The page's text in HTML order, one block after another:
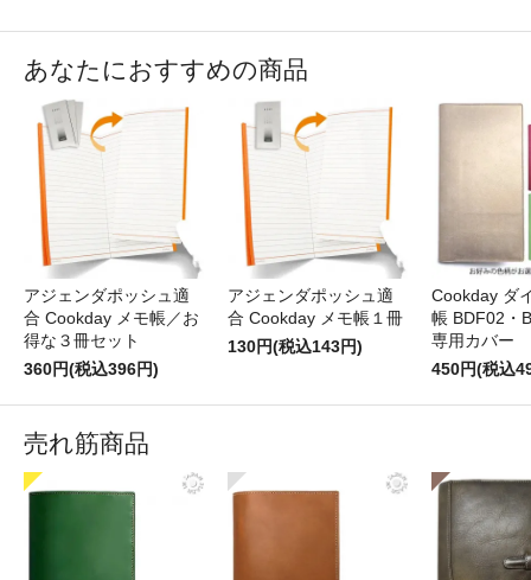
あなたにおすすめの商品
アジェンダポッシュ適
合 Cookday メモ帳／お
得な３冊セット
360円(税込396円)
アジェンダポッシュ適
合 Cookday メモ帳１冊
130円(税込143円)
Cookday ダ
帳 BDF02・
専用カバー
450円(税込
売れ筋商品